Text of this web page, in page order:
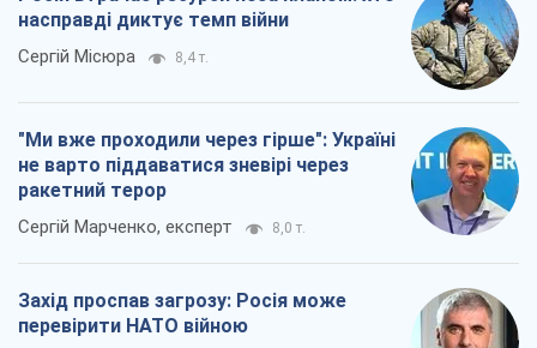
насправді диктує темп війни
Сергій Місюра 8,4 т.
"Ми вже проходили через гірше": Україні
не варто піддаватися зневірі через
ракетний терор
Сергій Марченко, експерт 8,0 т.
Захід проспав загрозу: Росія може
перевірити НАТО війною